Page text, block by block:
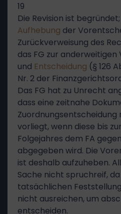
19
Die Revision ist
Aufhebung der
Zurückverweisung des
das FG zur anderweitigen
und Entscheidung (§ 126
Nr. 2 der
Das FG hat zu Unrecht
dass eine zeitnahe
Zuordnungsentscheidung
vorliegt, wenn diese bis
Folgejahres dem FA
abgegeben wird. Die
ist deshalb aufzuheben.
Sache nicht spruchreif,
tatsächlichen
nicht ausreichen, um
entscheiden.